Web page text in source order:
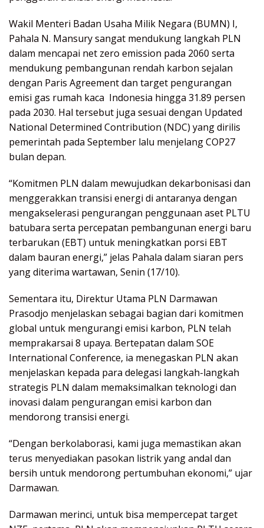
Wakil Menteri Badan Usaha Milik Negara (BUMN) I,
Pahala N. Mansury sangat mendukung langkah PLN
dalam mencapai net zero emission pada 2060 serta
mendukung pembangunan rendah karbon sejalan
dengan Paris Agreement dan target pengurangan
emisi gas rumah kaca Indonesia hingga 31.89 persen
pada 2030. Hal tersebut juga sesuai dengan Updated
National Determined Contribution (NDC) yang dirilis
pemerintah pada September lalu menjelang COP27
bulan depan.
“Komitmen PLN dalam mewujudkan dekarbonisasi dan
menggerakkan transisi energi di antaranya dengan
mengakselerasi pengurangan penggunaan aset PLTU
batubara serta percepatan pembangunan energi baru
terbarukan (EBT) untuk meningkatkan porsi EBT
dalam bauran energi,” jelas Pahala dalam siaran pers
yang diterima wartawan, Senin (17/10).
Sementara itu, Direktur Utama PLN Darmawan
Prasodjo menjelaskan sebagai bagian dari komitmen
global untuk mengurangi emisi karbon, PLN telah
memprakarsai 8 upaya. Bertepatan dalam SOE
International Conference, ia menegaskan PLN akan
menjelaskan kepada para delegasi langkah-langkah
strategis PLN dalam memaksimalkan teknologi dan
inovasi dalam pengurangan emisi karbon dan
mendorong transisi energi.
“Dengan berkolaborasi, kami juga memastikan akan
terus menyediakan pasokan listrik yang andal dan
bersih untuk mendorong pertumbuhan ekonomi,” ujar
Darmawan.
Darmawan merinci, untuk bisa mempercepat target